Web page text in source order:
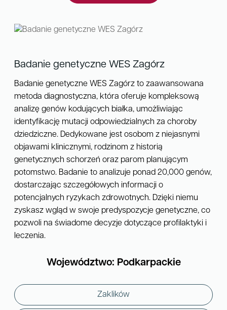
Badanie genetyczne WES Zagórz
Badanie genetyczne WES Zagórz to zaawansowana
metoda diagnostyczna, która oferuje kompleksową
analizę genów kodujących białka, umożliwiając
identyfikację mutacji odpowiedzialnych za choroby
dziedziczne. Dedykowane jest osobom z niejasnymi
objawami klinicznymi, rodzinom z historią
genetycznych schorzeń oraz parom planującym
potomstwo. Badanie to analizuje ponad 20,000 genów,
dostarczając szczegółowych informacji o
potencjalnych ryzykach zdrowotnych. Dzięki niemu
zyskasz wgląd w swoje predyspozycje genetyczne, co
pozwoli na świadome decyzje dotyczące profilaktyki i
leczenia.
Województwo: Podkarpackie
Zaklików